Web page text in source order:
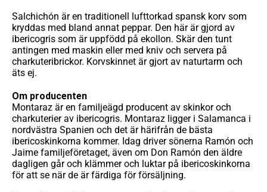
Salchichón är en traditionell lufttorkad spansk korv som
kryddas med bland annat peppar. Den här är gjord av
ibericogris som är uppfödd på ekollon. Skär den tunt
antingen med maskin eller med kniv och servera på
charkuteribrickor. Korvskinnet är gjort av naturtarm och
äts ej.
Om producenten
Montaraz är en familjeägd producent av skinkor och
charkuterier av ibericogris. Montaraz ligger i Salamanca i
nordvästra Spanien och det är härifrån de bästa
ibericoskinkorna kommer. Idag driver sönerna Ramón och
Jaime familjeföretaget, även om Don Ramón den äldre
dagligen går och klämmer och luktar på ibericoskinkorna
för att se när de är färdiga för försäljning.